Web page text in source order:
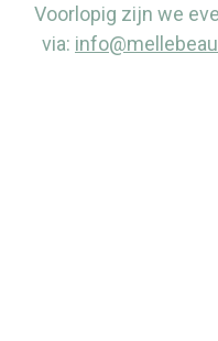
Voorlopig zijn we
via: